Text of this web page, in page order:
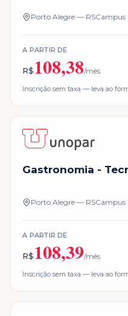
Porto Alegre — RSCampus
A PARTIR DE
R$108,38/mês
Inscrição sem taxa — leva ao
Gastronomia -
Porto Alegre — RSCampus
A PARTIR DE
R$108,39/mês
Inscrição sem taxa — leva ao